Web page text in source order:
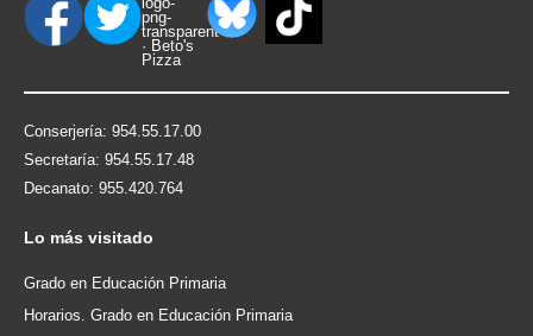
Conserjería: 954.55.17.00
Secretaría: 954.55.17.48
Decanato: 955.420.764
Lo más visitado
Grado en Educación Primaria
Horarios. Grado en Educación Primaria